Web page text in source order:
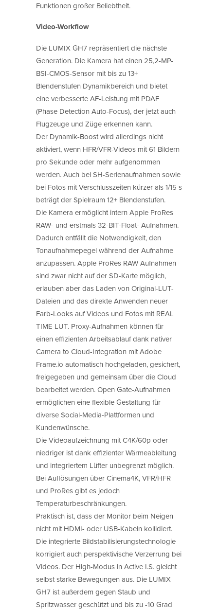
Funktionen großer Beliebtheit.
Video-Workflow
Die LUMIX GH7 repräsentiert die nächste
Generation. Die Kamera hat einen 25,2-MP-
BSI-CMOS-Sensor mit bis zu 13+
Blendenstufen Dynamikbereich und bietet
eine verbesserte AF-Leistung mit PDAF
(Phase Detection Auto-Focus), der jetzt auch
Flugzeuge und Züge erkennen kann.
Der Dynamik-Boost wird allerdings nicht
aktiviert, wenn HFR/VFR-Videos mit 61 Bildern
pro Sekunde oder mehr aufgenommen
werden. Auch bei SH-Serienaufnahmen sowie
bei Fotos mit Verschlusszeiten kürzer als 1/15 s
beträgt der Spielraum 12+ Blendenstufen.
Die Kamera ermöglicht intern Apple ProRes
RAW- und erstmals 32-BIT-Float- Aufnahmen.
Dadurch entfällt die Notwendigkeit, den
Tonaufnahmepegel während der Aufnahme
anzupassen. Apple ProRes RAW Aufnahmen
sind zwar nicht auf der SD-Karte möglich,
erlauben aber das Laden von Original-LUT-
Dateien und das direkte Anwenden neuer
Farb-Looks auf Videos und Fotos mit REAL
TIME LUT. Proxy-Aufnahmen können für
einen effizienten Arbeitsablauf dank nativer
Camera to Cloud-Integration mit Adobe
Frame.io automatisch hochgeladen, gesichert,
freigegeben und gemeinsam über die Cloud
bearbeitet werden. Open Gate-Aufnahmen
ermöglichen eine flexible Gestaltung für
diverse Social-Media-Plattformen und
Kundenwünsche.
Die Videoaufzeichnung mit C4K/60p oder
niedriger ist dank effizienter Wärmeableitung
und integriertem Lüfter unbegrenzt möglich.
Bei Auflösungen über Cinema4K, VFR/HFR
und ProRes gibt es jedoch
Temperaturbeschränkungen.
Praktisch ist, dass der Monitor beim Neigen
nicht mit HDMI- oder USB-Kabeln kollidiert.
Die integrierte Bildstabilisierungstechnologie
korrigiert auch perspektivische Verzerrung bei
Videos. Der High-Modus in Active I.S. gleicht
selbst starke Bewegungen aus. Die LUMIX
GH7 ist außerdem gegen Staub und
Spritzwasser geschützt und bis zu -10 Grad